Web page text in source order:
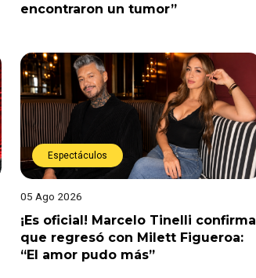
encontraron un tumor”
Espectáculos
05 Ago 2026
¡Es oficial! Marcelo Tinelli confirma
que regresó con Milett Figueroa:
“El amor pudo más”